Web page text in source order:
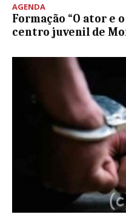
AGENDA
Formação “O ator e
centro juvenil de